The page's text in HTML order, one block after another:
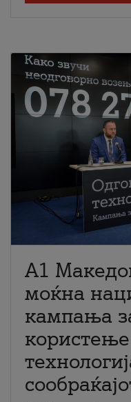
A1
моќна
кампања